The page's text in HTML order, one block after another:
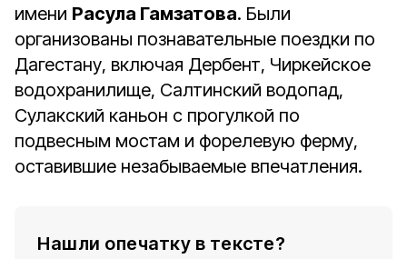
имени Расула Гамзатова. Были
организованы познавательные поездки по
Дагестану, включая Дербент, Чиркейское
водохранилище, Салтинский водопад,
Сулакский каньон с прогулкой по
подвесным мостам и форелевую ферму,
оставившие незабываемые впечатления.
Нашли опечатку в тексте?